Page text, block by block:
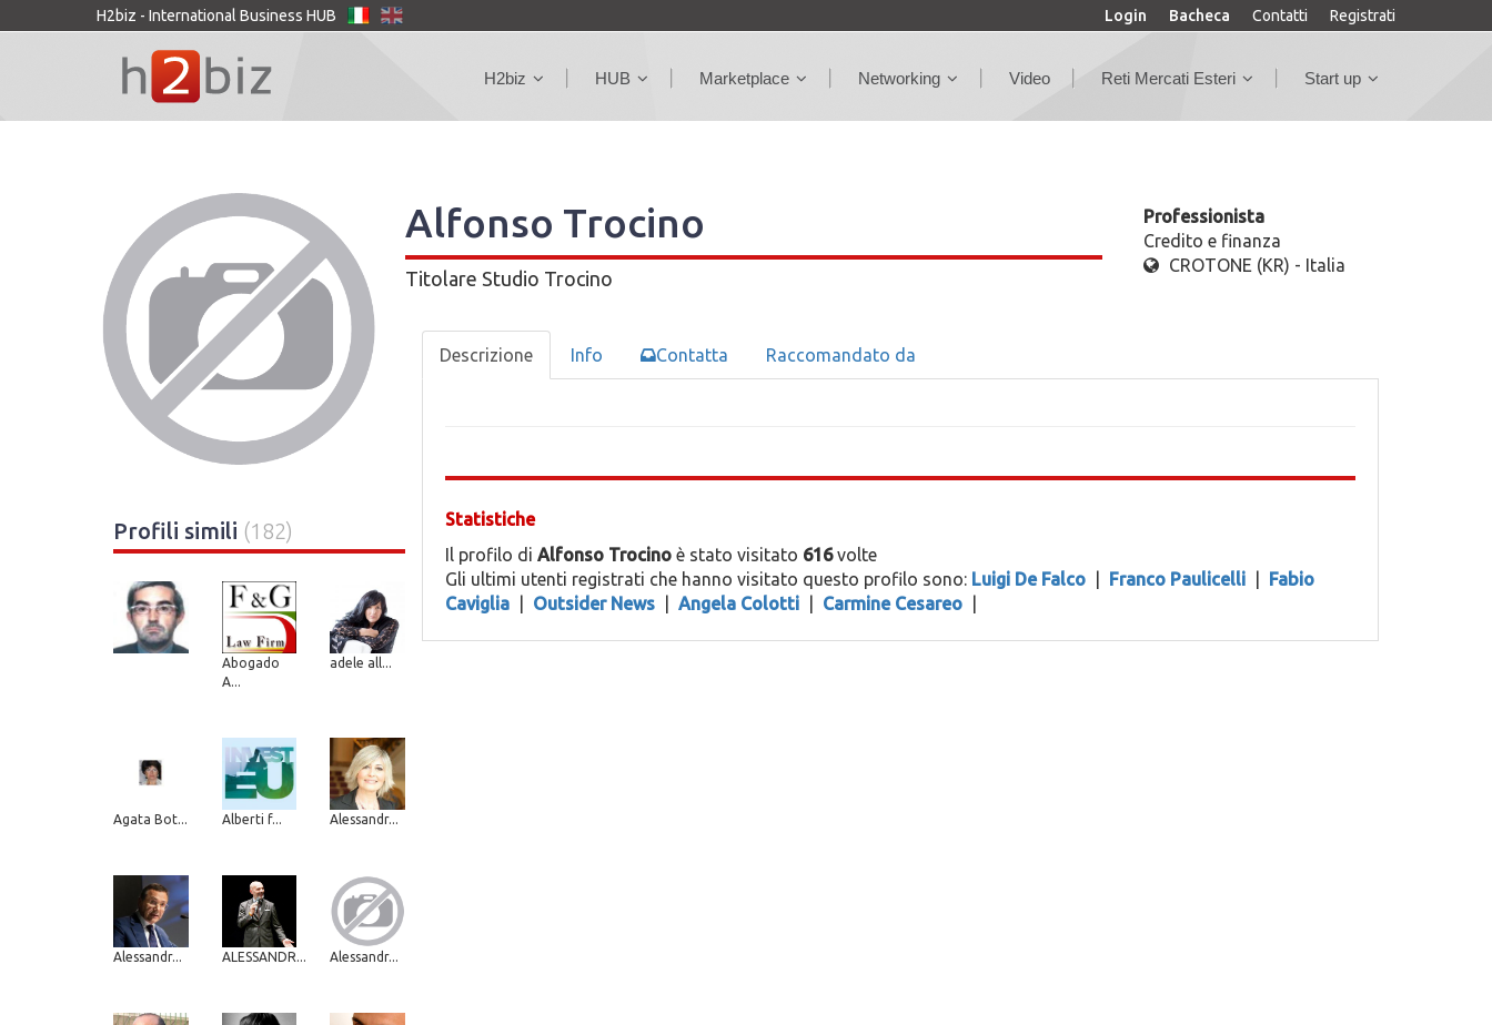
H2biz - International Business HUB Login Bacheca Contatti Registrati
H2biz HUB Marketplace Networking Video Reti Mercati Esteri Start up
Alfonso Trocino
Titolare Studio Trocino
Professionista
Credito e finanza
CROTONE (KR) - Italia
Profili simili (182)
Abogado
A...
adele all...
Agata Bot... Alberti f... Alessandr...
Alessandr... ALESSANDR... Alessandr...
Descrizione Info Contatta Raccomandato da
Statistiche
Il profilo di Alfonso Trocinoè stato visitato 616volte
Gli ultimi utenti registrati che hanno visitato questo profilo sono: Luigi De Falco Franco Paulicelli
Fabio
Caviglia
Outsider News Angela Colotti Carmine Cesareo